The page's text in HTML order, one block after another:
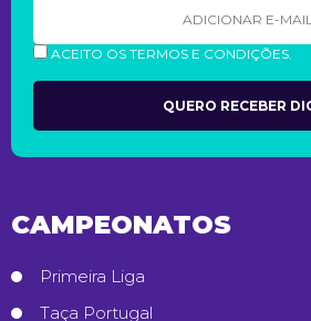
ACEITO OS TERMOS E CONDIÇÕES.
CAMPEONATOS
Primeira Liga
Taça Portugal